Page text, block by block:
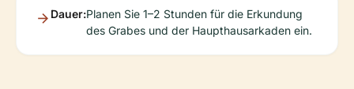
Dauer:Planen Sie 1–2 Stunden für die Erkundung
des Grabes und der Haupthausarkaden ein.